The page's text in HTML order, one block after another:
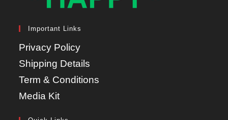
Important Links
Privacy Policy
Shipping Details
Term & Conditions
Media Kit